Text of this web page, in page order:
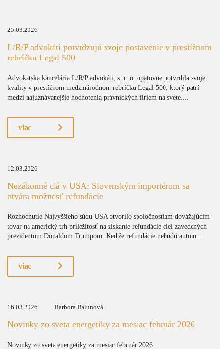
25.03.2026
L/R/P advokáti potvrdzujú svoje postavenie v prestížnom
rebríčku Legal 500
Advokátska kancelária L/R/P advokáti, s. r. o. opätovne potvrdila svoje
kvality v prestížnom medzinárodnom rebríčku Legal 500, ktorý patrí
medzi najuznávanejšie hodnotenia právnických firiem na svete....
viac
12.03.2026
Nezákonné clá v USA: Slovenským importérom sa
otvára možnosť refundácie
Rozhodnutie Najvyššieho súdu USA otvorilo spoločnostiam dovážajúcim
tovar na americký trh príležitosť na získanie refundácie ciel zavedených
prezidentom Donaldom Trumpom. Keďže refundácie nebudú autom...
viac
16.03.2026 Barbora Balunová
Novinky zo sveta energetiky za mesiac február 2026
Novinky zo sveta energetiky za mesiac február 2026